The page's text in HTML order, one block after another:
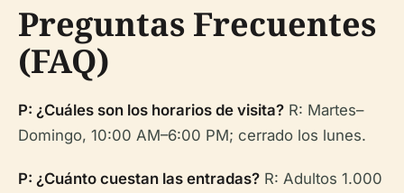
Preguntas Frecuentes
(FAQ)
P: ¿Cuáles son los horarios de visita? R: Martes–
Domingo, 10:00 AM–6:00 PM; cerrado los lunes.
P: ¿Cuánto cuestan las entradas? R: Adultos 1.000